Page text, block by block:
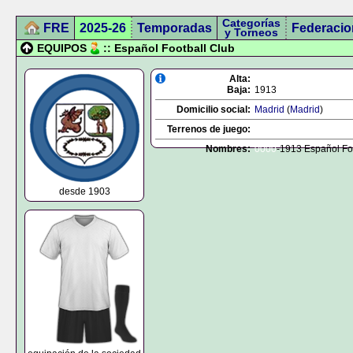
FRE 2025-26 Temporadas Categorías
y Torneos
EQUIPOS :: Español Football Club
desde 1903
Alta:
Baja: 1913
Domicilio social: Madrid (Madrid)
Terrenos de juego:
Nombres: 0000-1913 Español